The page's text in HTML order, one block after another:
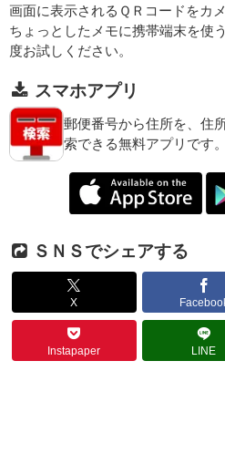
画面に表示されるＱＲコードをカ
ちょっとしたメモに携帯端末を使
度お試しください。
スマホアプリ
郵便番号から住所を、住
索できる無料アプリです。
ＳＮＳでシェアする
X
Instapaper LINE